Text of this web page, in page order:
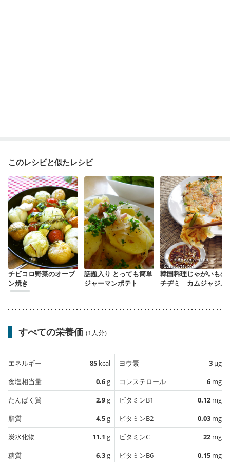
このレシピと似たレシピ
チビコロ野菜のオーブ
ン焼き
話題入り とっても簡単
ジャーマンポテト
韓国料理じゃがいもの
チヂミ カムジャジョ
すべての栄養価 (1人分)
エネルギー 85 kcal
食塩相当量
0.6g
たんぱく質
2.9g
脂質
4.5g
炭水化物
11.1 g
糖質
6.3g
ヨウ素 3 µg
コレステロール
6 mg
ビタミンB1
0.12 mg
ビタミンB2
0.03 mg
ビタミンC
22 mg
ビタミンB6
0.15 mg